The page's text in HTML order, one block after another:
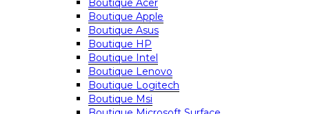
Boutique Acer
Boutique Apple
Boutique Asus
Boutique HP
Boutique Intel
Boutique Lenovo
Boutique Logitech
Boutique Msi